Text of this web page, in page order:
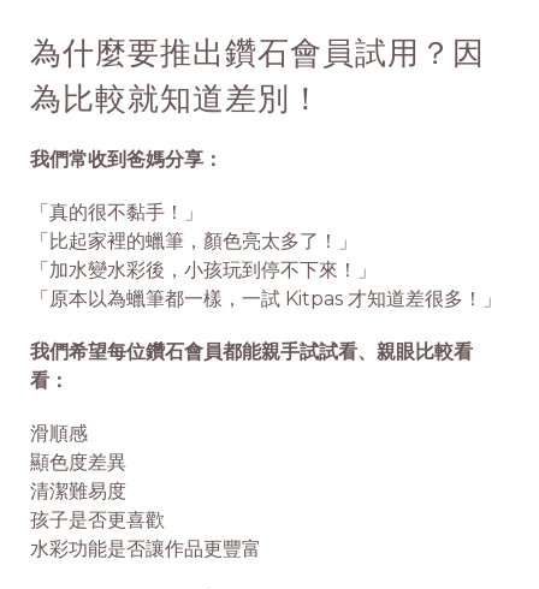
為什麼要推出鑽石會員試用？因
為比較就知道差別！
我們常收到爸媽分享：
「真的很不黏手！」
「比起家裡的蠟筆，顏色亮太多了！」
「加水變水彩後，小孩玩到停不下來！」
「原本以為蠟筆都一樣，一試 Kitpas 才知道差很多！」
我們希望每位鑽石會員都能親手試試看、親眼比較看
看：
滑順感
顯色度差異
清潔難易度
孩子是否更喜歡
水彩功能是否讓作品更豐富